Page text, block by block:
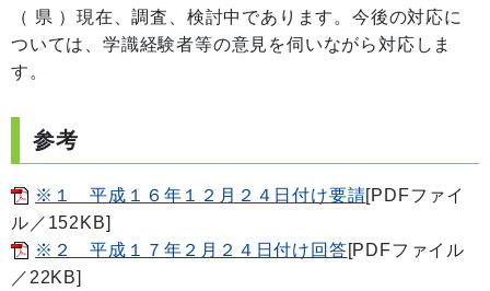
（ 県 ）現在、調査、検討中であります。今後の対応に
ついては、学識経験者等の意見を伺いながら対応しま
す。
参考
※１ 平成１６年１２月２４日付け要請[PDFファイ
ル／152KB]
※２ 平成１７年２月２４日付け回答[PDFファイル
／22KB]